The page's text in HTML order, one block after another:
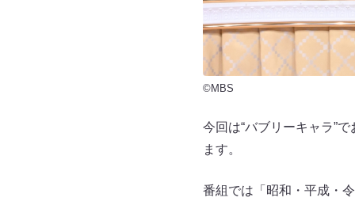
©MBS
今回は“バブリーキャラ”
ます。
番組では「昭和・平成・